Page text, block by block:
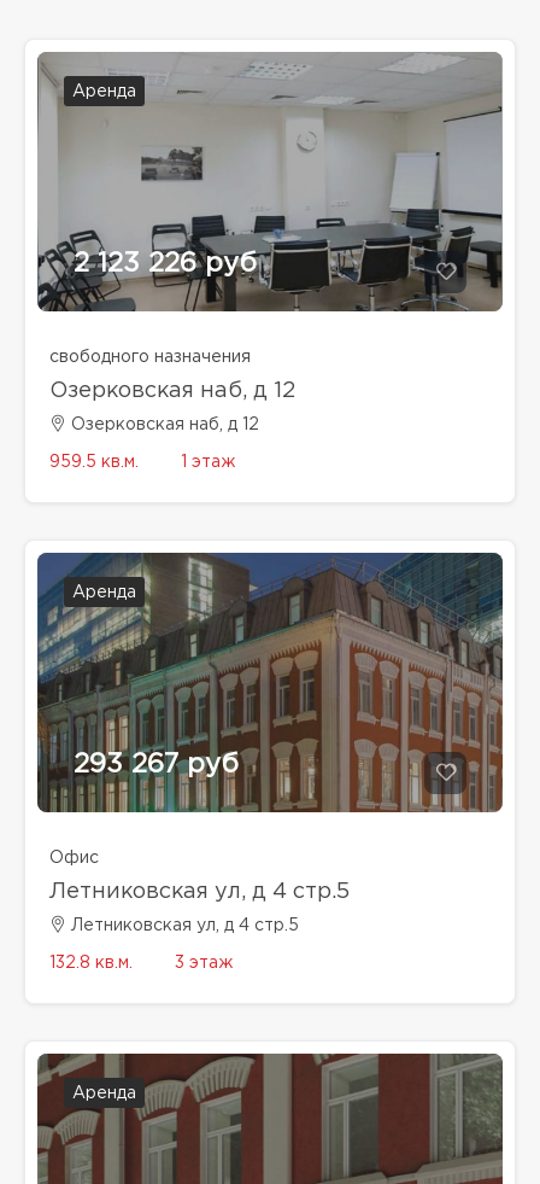
Аренда
2 123 226 руб
свободного назначения
Озерковская наб, д 12
Озерковская наб, д 12
959.5 кв.м. 1 этаж
Аренда
293 267 руб
Офис
Летниковская ул, д 4 стр.5
Летниковская ул, д 4 стр.5
132.8 кв.м. 3 этаж
Аренда